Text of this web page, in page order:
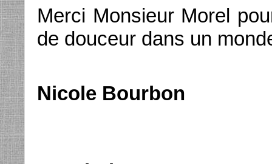
Merci Monsieur Morel
de douceur dans un
Nicole Bourbon